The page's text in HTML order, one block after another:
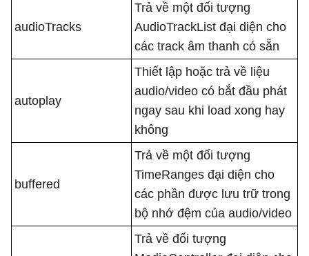
audioTracks
Trả về một đối tượng
AudioTrackList đại diện cho
các track âm thanh có sẵn
autoplay
Thiết lập hoặc trả về liệu
audio/video có bắt đầu phát
ngay sau khi load xong hay
không
buffered
Trả về một đối tượng
TimeRanges đại diện cho
các phần được lưu trữ trong
bộ nhớ đệm của audio/video
Trả về đối tượng